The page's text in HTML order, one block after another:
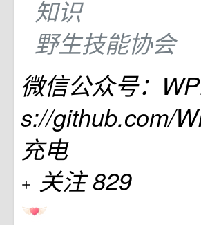
知识
野生技能协会
微信公众号：
s://github.com/
充电
关注 829